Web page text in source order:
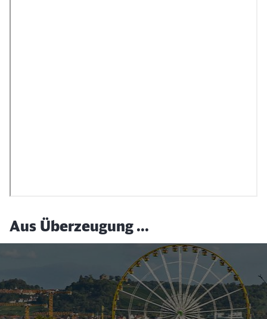
Aus Überzeugung ...